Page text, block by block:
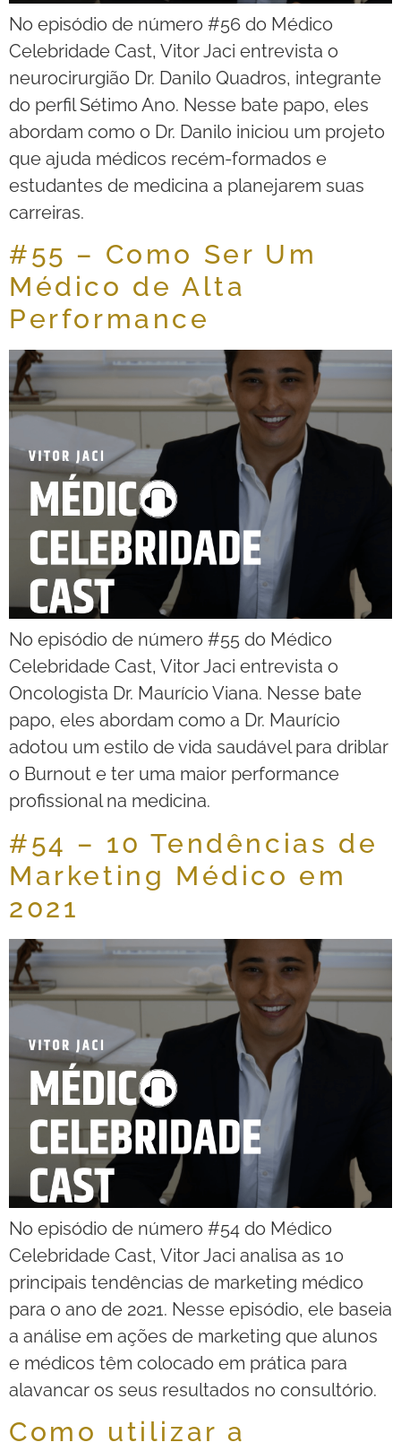
No episódio de número #56 do Médico
Celebridade Cast, Vitor Jaci entrevista o
neurocirurgião Dr. Danilo Quadros, integrante
do perfil Sétimo Ano. Nesse bate papo, eles
abordam como o Dr. Danilo iniciou um projeto
que ajuda médicos recém-formados e
estudantes de medicina a planejarem suas
carreiras.
#55 – Como Ser Um
Médico de Alta
Performance
No episódio de número #55 do Médico
Celebridade Cast, Vitor Jaci entrevista o
Oncologista Dr. Maurício Viana. Nesse bate
papo, eles abordam como a Dr. Maurício
adotou um estilo de vida saudável para driblar
o Burnout e ter uma maior performance
profissional na medicina.
#54 – 10 Tendências de
Marketing Médico em
2021
No episódio de número #54 do Médico
Celebridade Cast, Vitor Jaci analisa as 10
principais tendências de marketing médico
para o ano de 2021. Nesse episódio, ele baseia
a análise em ações de marketing que alunos
e médicos têm colocado em prática para
alavancar os seus resultados no consultório.
Como utilizar a